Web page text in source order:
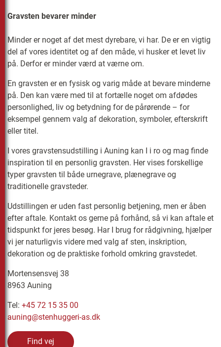
Gravsten bevarer minder
Minder er noget af det mest dyrebare, vi har. De er en vigtig
del af vores identitet og af den måde, vi husker et levet liv
på. Derfor er minder værd at værne om.
En gravsten er en fysisk og varig måde at bevare minderne
på. Den kan være med til at fortælle noget om afdødes
personlighed, liv og betydning for de pårørende – for
eksempel gennem valg af dekoration, symboler, efterskrift
eller titel.
I vores gravstensudstilling i Auning kan I i ro og mag finde
inspiration til en personlig gravsten. Her vises forskellige
typer gravsten til både urnegrave, plænegrave og
traditionelle gravsteder.
Udstillingen er uden fast personlig betjening, men er åben
efter aftale. Kontakt os gerne på forhånd, så vi kan aftale et
tidspunkt for jeres besøg. Har I brug for rådgivning, hjælper
vi jer naturligvis videre med valg af sten, inskription,
dekoration og de praktiske forhold omkring gravstedet.
Mortensensvej 38
8963 Auning
Tel: +45 72 15 35 00
auning@stenhuggeri-as.dk
Find vej